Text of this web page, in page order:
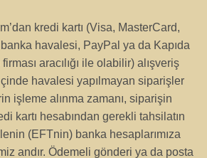
kredi kartı (Visa, MasterCard,
havalesi, PayPal ya da Kapıda
aracılığı ile olabilir) alışveriş
havalesi yapılmayan siparişler
işleme alınma zamanı, siparişin
kartı hesabından gerekli tahsilatın
(EFTnin) banka hesaplarımıza
andır. Ödemeli gönderi ya da posta